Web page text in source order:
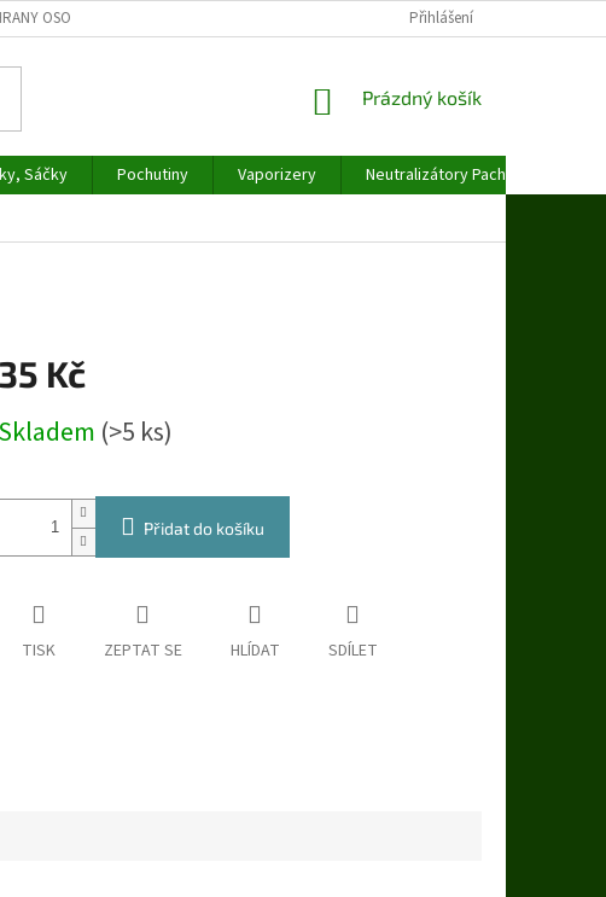
OSOBNÍCH ÚDAJŮ Přihlášení
NÁKUPNÍ
Prázdný košík
Sáčky Pochutiny Vaporizery Neutralizátory Pachu
35 Kč
cena:
Skladem (>5 ks)
Přidat do košíku
TISK ZEPTAT SE HLÍDAT SDÍLET